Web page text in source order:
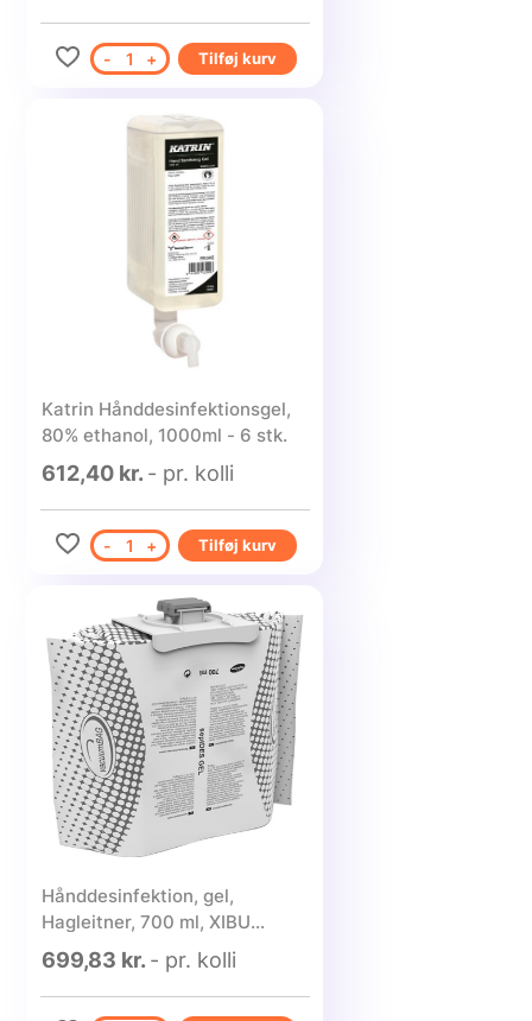
- 1 + Tilføj kurv
Katrin Hånddesinfektionsgel,
80% ethanol, 1000ml - 6 stk.
612,40 kr. - pr. kolli
- 1 + Tilføj kurv
Hånddesinfektion, gel,
Hagleitner, 700 ml, XIBU
DISINFECT, uden alkohol - 6
stk.
699,83 kr. - pr. kolli